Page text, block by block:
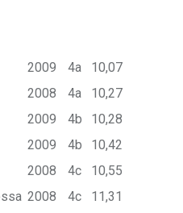
2009 4a
10,07
2008 4a
10,27
2009 4b
10,28
2009 4b
10,42
2008 4c
10,55
2008 4c
11,31